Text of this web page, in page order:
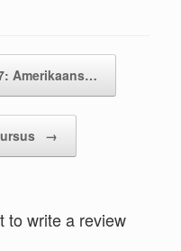
Amerikaans…
→
to write a review